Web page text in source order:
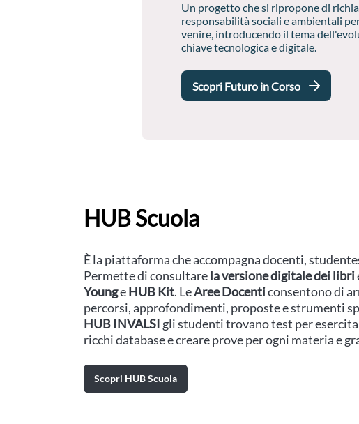
Un progetto che si ripropone di
responsabilità sociali e ambientali
venire, introducendo il tema
chiave tecnologica e digitale.
Scopri Futuro in Corso
HUB Scuola
È la piattaforma che accompagna docenti,
Permette di consultarela versione digitale dei libri
YoungeHUB Kit. LeAree Docenticonsentono di
percorsi, approfondimenti, proposte e strumenti
HUB INVALSI gli studenti trovano test per
ricchi database e creare prove per ogni materia e
Scopri HUB Scuola